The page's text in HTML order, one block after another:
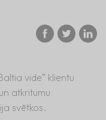
vide” klientu
atkritumu
svētkos.